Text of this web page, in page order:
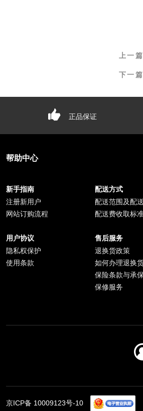
上一
下一
正品保证
帮助中心
新手指南
注册新用户
网站订购流程
用户协议
隐私权保护
使用条款
配送方式
配送范围及配
配送费收取标
售后服务
退换货政策
如何办理退换
保险条款与承
保修服务
京ICP备 10009123号-10